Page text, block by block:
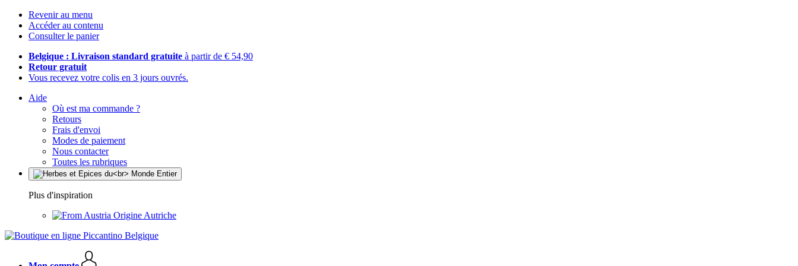
Revenir au menu
Accéder au contenu
Consulter le panier
Belgique : Livraison standard gratuite à partir de € 54,90
Retour gratuit
Vous recevez votre colis en 3 jours ouvrés.
Aide
Où est ma commande ?
Retours
Frais d'envoi
Modes de paiement
Nous contacter
Toutes les rubriques
Plus d'inspiration
Origine Autriche